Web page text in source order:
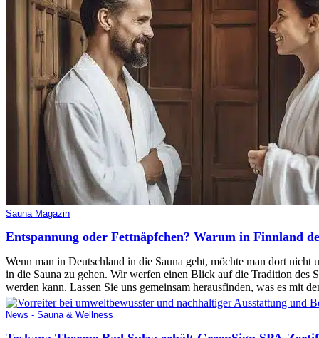
Sauna Magazin
Entspannung oder Fettnäpfchen? Warum in Finnland
Wenn man in Deutschland in die Sauna geht, möchte man dort
in die Sauna zu gehen. Wir werfen einen Blick auf die Tradition des
werden kann. Lassen Sie uns gemeinsam herausfinden, was es mit
News - Sauna & Wellness